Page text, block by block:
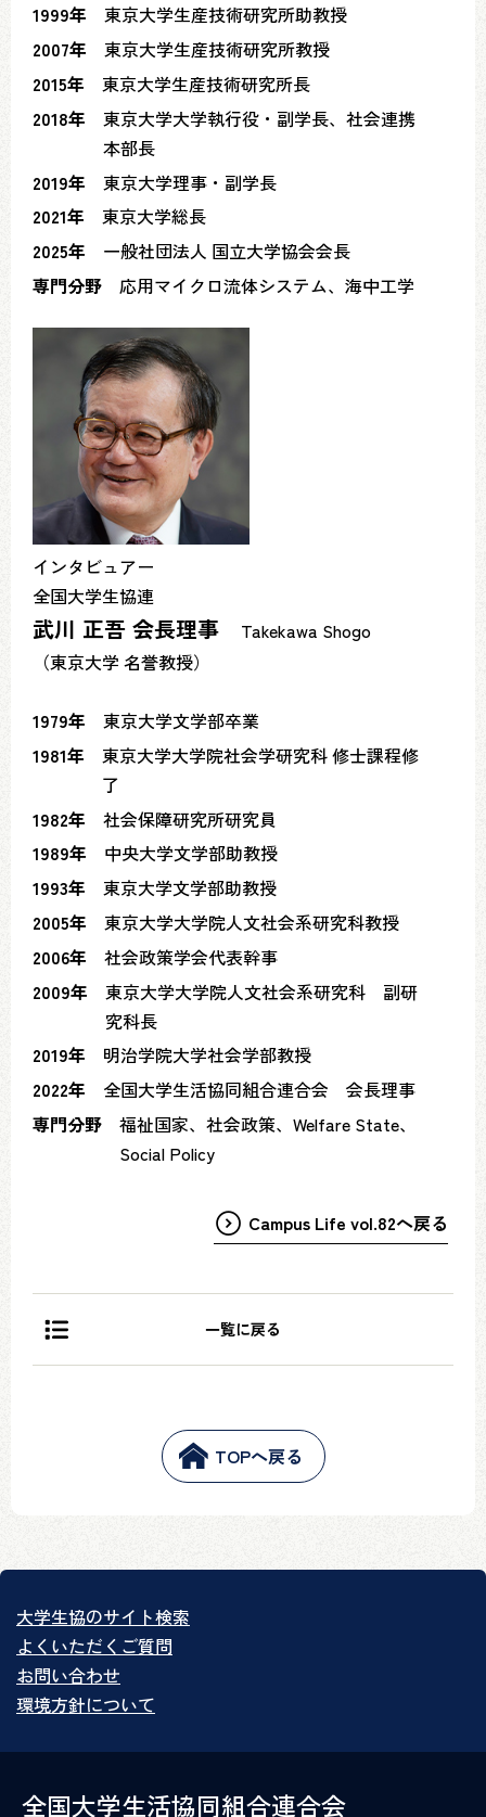
1999年
東京大学生産技術研究所助教授
2007年
東京大学生産技術研究所教授
2015年
東京大学生産技術研究所長
2018年
東京大学大学執行役・副学長、社会連携
本部長
2019年
東京大学理事・副学長
2021年
東京大学総長
2025年
一般社団法人 国立大学協会会長
専門分野
応用マイクロ流体システム、海中工学
インタビュアー
全国大学生協連
武川 正吾 会長理事
Takekawa Shogo
（東京大学 名誉教授）
1979年
東京大学文学部卒業
1981年
東京大学大学院社会学研究科 修士課程修
了
1982年
社会保障研究所研究員
1989年
中央大学文学部助教授
1993年
東京大学文学部助教授
2005年
東京大学大学院人文社会系研究科教授
2006年
社会政策学会代表幹事
2009年
東京大学大学院人文社会系研究科 副研
究科長
2019年
明治学院大学社会学部教授
2022年
全国大学生活協同組合連合会 会長理事
専門分野
福祉国家、社会政策、Welfare State、
Social Policy
Campus Life vol.82へ戻る
一覧に戻る
TOPへ戻る
大学生協のサイト検索
よくいただくご質問
お問い合わせ
環境方針について
全国大学生活協同組合連合会